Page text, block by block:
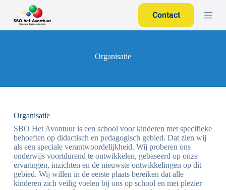
u
Contact
Organisatie
Organisatie
SBO Het Avontuur is een school voor kinderen met specifieke
behoeften op didactisch en pedagogisch gebied. Dat zien wij
als een speciale verantwoordelijkheid. Wij proberen ons
onderwijs voortdurend te ontwikkelen, gebaseerd op onze
ervaringen, inzichten en de nieuwste ontwikkelingen op dit
gebied. Wij willen in de eerste plaats bereiken dat alle
kinderen zich veilig voelen bij ons op school en met plezier